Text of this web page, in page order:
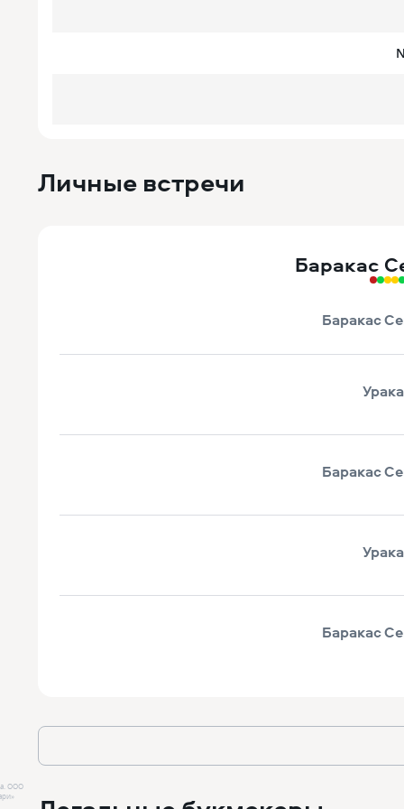
Личные встречи
Баракас
Баракас
Баракас
Баракас
ООО